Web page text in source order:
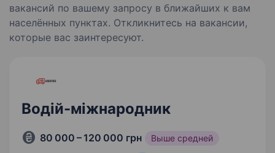
вакансий по вашему запросу в ближайших к вам
населённых пунктах. Откликнитесь на вакансии,
которые вас заинтересуют.
Водій-міжнародник
80 000 – 120 000 грн Выше средней